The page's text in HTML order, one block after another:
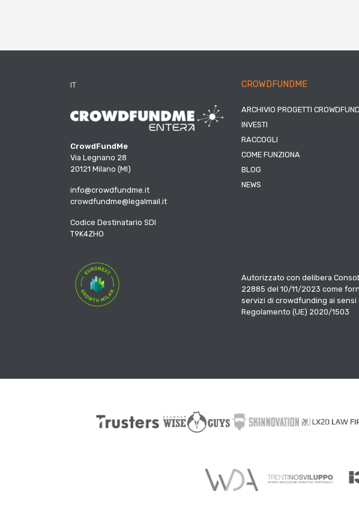
IT
CrowdFundMe
Via Legnano 28
20121 Milano (MI)
info@crowdfundme.it
crowdfundme@legalmail.it
Codice Destinatario SDI
T9K4ZHO
CROWDFUNDME
ARCHIVIO PROGETTI
INVESTI
RACCOGLI
COME FUNZIONA
BLOG
NEWS
Autorizzato con delibera
22885 del 10/11/2023 come
servizi di crowdfunding ai sensi
Regolamento (UE) 2020/1503